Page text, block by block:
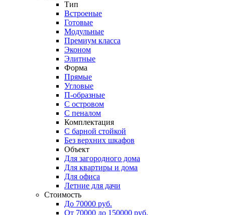
Тип
Встроеные
Готовые
Модульные
Премиум класса
Эконом
Элитные
Форма
Прямые
Угловые
П-образные
С островом
С пеналом
Комплектация
C барной стойкой
Без верхних шкафов
Объект
Для загородного дома
Для квартиры и дома
Для офиса
Летние для дачи
Стоимость
До 70000 руб.
От 70000 до 150000 руб.